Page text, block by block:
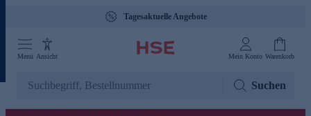
Tagesaktuelle Angebote
Menü Ansicht Mein Konto Warenkorb
Suchen